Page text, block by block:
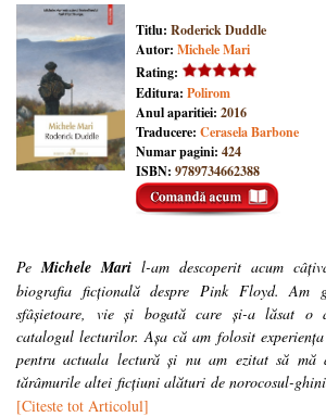
Titlu: Roderick Duddle
Autor: Michele Mari
Rating:
Editura: Polirom
Anul aparitiei: 2016
Traducere: Cerasela Barbone
Numar pagini: 424
ISBN: 9789734662388
Pe Michele Mari l-am descoperit acum
biografia ficțională despre Pink Floyd. Am
sfâșietoare, vie și bogată care și-a lăsat o
catalogul lecturilor. Așa că am folosit
pentru actuala lectură și nu am ezitat să mă
tărâmurile altei ficțiuni alături de norocosul-
[Citeste tot Articolul]